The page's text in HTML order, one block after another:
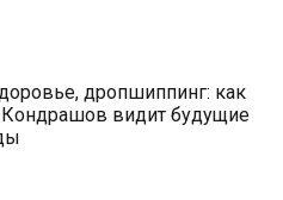
дропшиппинг: как
Кондрашов видит будущие